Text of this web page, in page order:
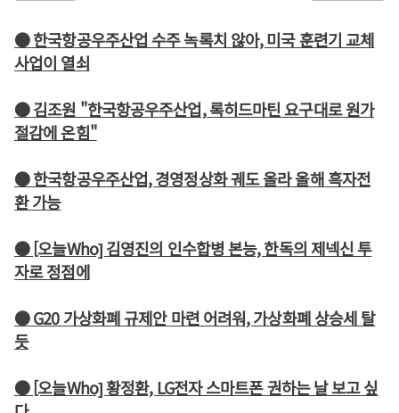
● 한국항공우주산업 수주 녹록치 않아, 미국 훈련기 교체
사업이 열쇠
● 김조원 "한국항공우주산업, 록히드마틴 요구대로 원가
절감에 온힘"
● 한국항공우주산업, 경영정상화 궤도 올라 올해 흑자전
환 가능
● [오늘Who] 김영진의 인수합병 본능, 한독의 제넥신 투
자로 정점에
● G20 가상화폐 규제안 마련 어려워, 가상화폐 상승세 탈
듯
● [오늘Who] 황정환, LG전자 스마트폰 권하는 날 보고 싶